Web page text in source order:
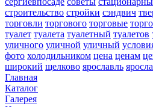
строительство стройки сэндвич
торговли торгового торговые
туалет туалета туалетный туалетов
уличного уличной уличный
фото холодильником цена ценам
широкий щелково ярославль
Главная
Каталог
Галерея